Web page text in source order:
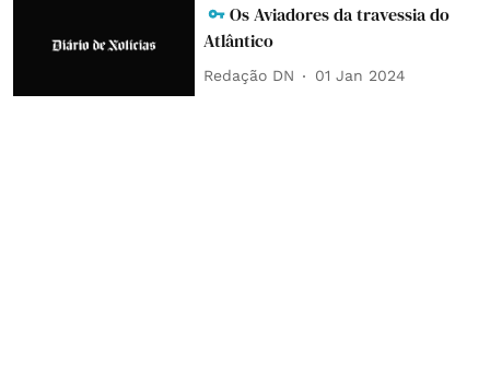
Os Aviadores da travessia do
Atlântico
Redação DN 01 Jan 2024